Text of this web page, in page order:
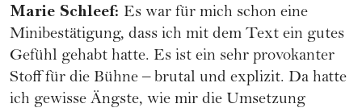
Marie Schleef: Es war für mich schon eine
Minibestätigung, dass ich mit dem Text ein gutes
Gefühl gehabt hatte. Es ist ein sehr provokanter
Stoff für die Bühne – brutal und explizit. Da hatte
ich gewisse Ängste, wie mir die Umsetzung